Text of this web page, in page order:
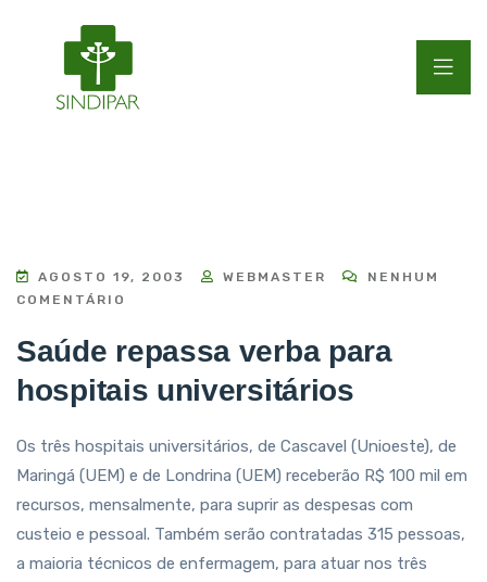
AGOSTO 19, 2003 WEBMASTER
NENHUM
COMENTÁRIO
Saúde repassa verba para
hospitais universitários
Os três hospitais universitários, de Cascavel (Unioeste), de
Maringá (UEM) e de Londrina (UEM) receberão R$ 100 mil em
recursos, mensalmente, para suprir as despesas com
custeio e pessoal. Também serão contratadas 315 pessoas,
a maioria técnicos de enfermagem, para atuar nos três